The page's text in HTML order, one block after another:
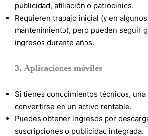
publicidad, afiliación o patrocinios.
Requieren trabajo inicial (y en
mantenimiento), pero pueden seguir
ingresos durante años.
3. Aplicaciones móviles
Si tienes conocimientos técnicos, una
convertirse en un activo rentable.
Puedes obtener ingresos por
suscripciones o publicidad integrada.